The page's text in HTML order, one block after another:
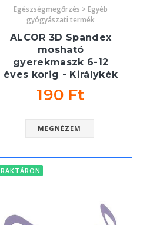
Egészségmegőrzés > Egyéb
gyógyászati termék
ALCOR 3D Spandex
mosható
gyerekmaszk 6-12
éves korig - Királykék
190 Ft
MEGNÉZEM
RAKTÁRON